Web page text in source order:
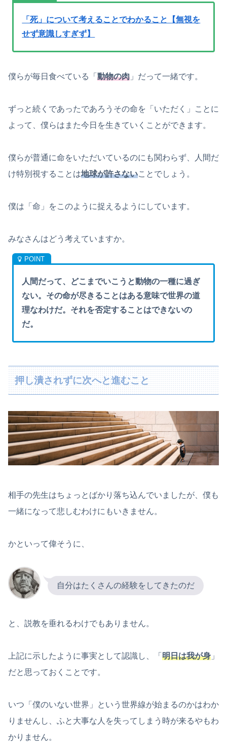
「死」について考えることでわかること【無視を
せず意識しすぎず】
僕らが毎日食べている「 動物の肉 」だって一緒です。
ずっと続くであったであろうその命を「いただく」ことに
よって、僕らはまた今日を生きていくことができます。
僕らが普通に命をいただいているのにも関わらず、人間だ
け特別視することは地球が許さないことでしょう。
僕は「命」をこのように捉えるようにしています。
みなさんはどう考えていますか。
人間だって、どこまでいこうと動物の一種に過ぎ
ない。その命が尽きることはある意味で世界の道
理なわけだ。それを否定することはできないの
だ。
押し潰されずに次へと進むこと
相手の先生はちょっとばかり落ち込んでいましたが、僕も
一緒になって悲しむわけにもいきません。
かといって偉そうに、
自分はたくさんの経験をしてきたのだ
と、説教を垂れるわけでもありません。
上記に示したように事実として認識し、「 明日は我が身 」
だと思っておくことです。
いつ「僕のいない世界」という世界線が始まるのかはわか
りませんし、ふと大事な人を失ってしまう時が来るやもわ
かりません。